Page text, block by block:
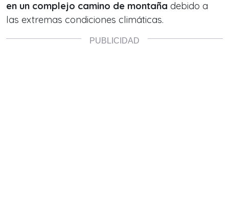
en un complejo camino de montaña debido a
las extremas condiciones climáticas.